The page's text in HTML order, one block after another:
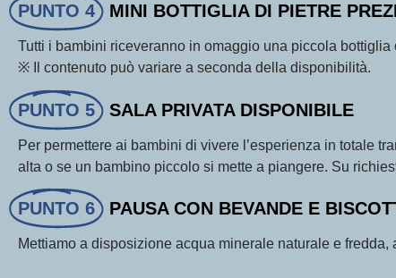
PUNTO 4 MINI BOTTIGLIA DI PIETRE
Tutti i bambini riceveranno in omaggio una piccola bottiglia
※ Il contenuto può variare a seconda della disponibilità.
PUNTO 5 SALA PRIVATA DISPONIBILE
Per permettere ai bambini di vivere l’esperienza in totale
alta o se un bambino piccolo si mette a piangere. Su
PUNTO 6 PAUSA CON BEVANDE E
Mettiamo a disposizione acqua minerale naturale e